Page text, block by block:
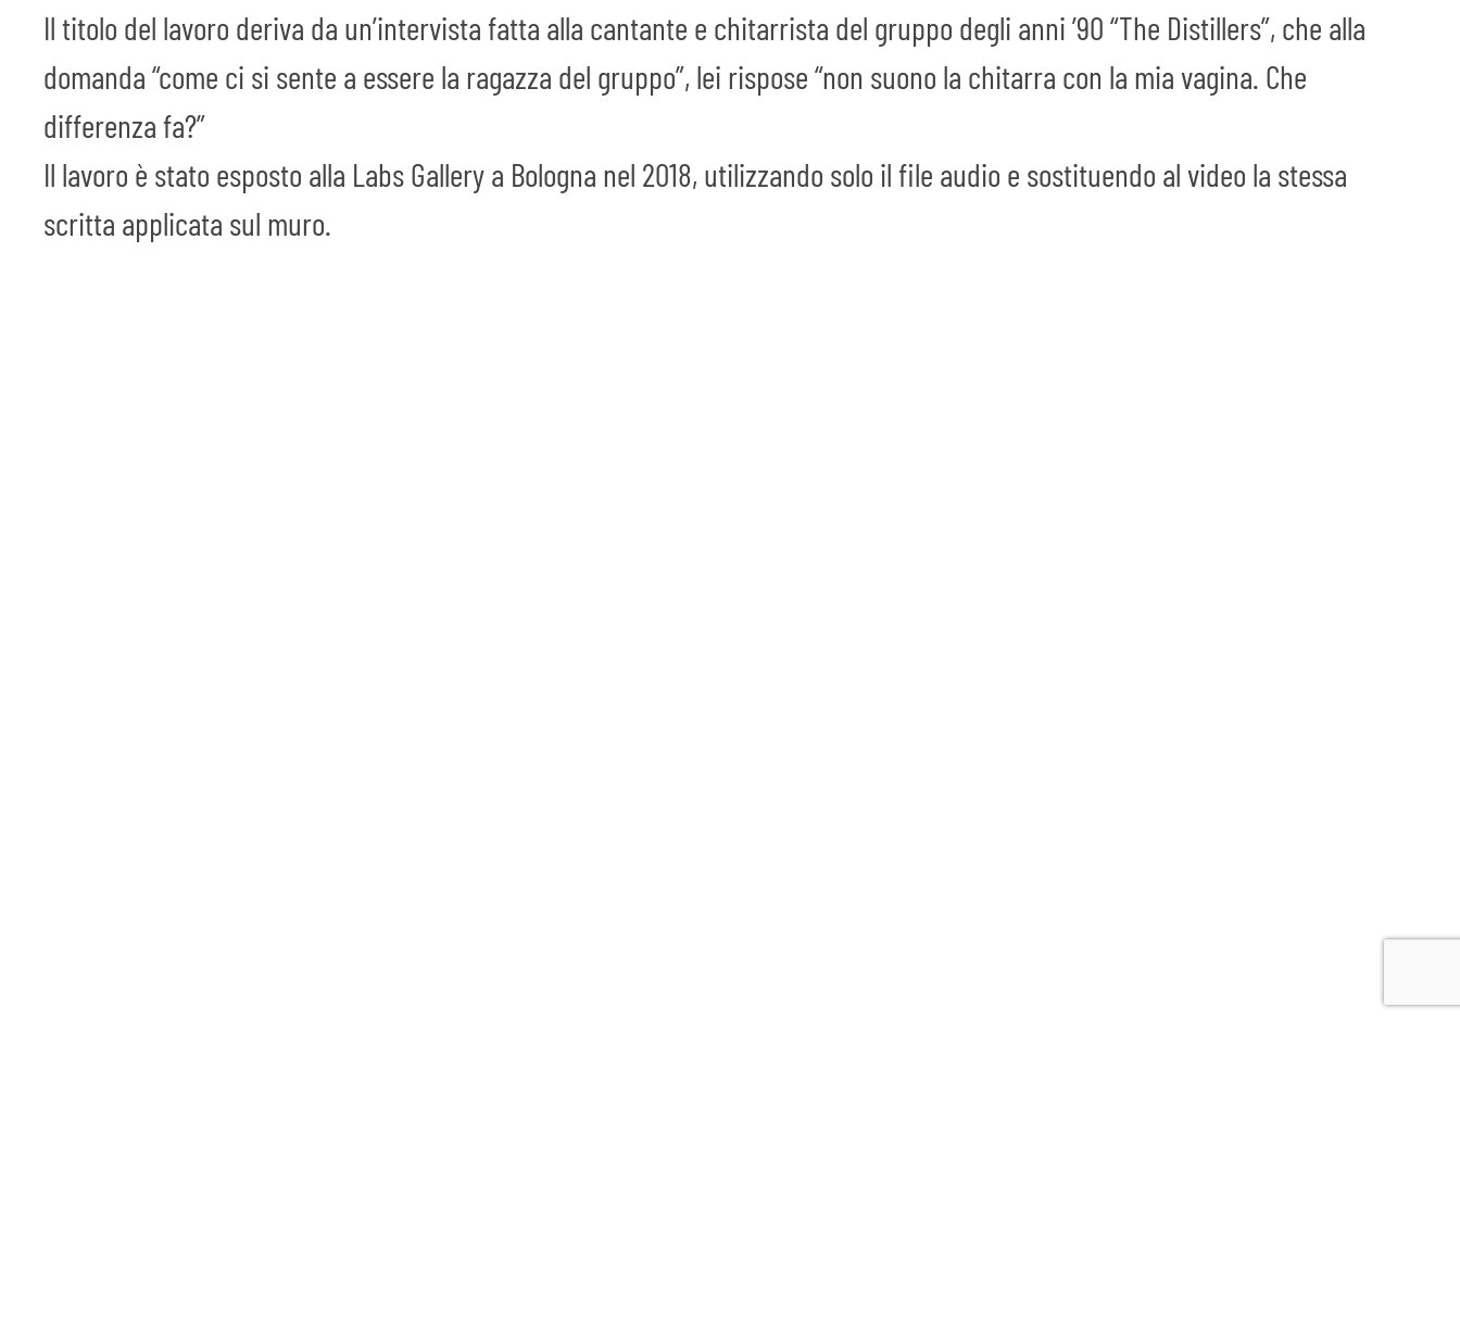
Il titolo del lavoro deriva da un’intervista fatta alla cantante e chitarrista del gruppo degli anni ’90 “The Distillers”, che alla
domanda “come ci si sente a essere la ragazza del gruppo”, lei rispose “non suono la chitarra con la mia vagina. Che
differenza fa?”
Il lavoro è stato esposto alla Labs Gallery a Bologna nel 2018, utilizzando solo il file audio e sostituendo al video la stessa
scritta applicata sul muro.